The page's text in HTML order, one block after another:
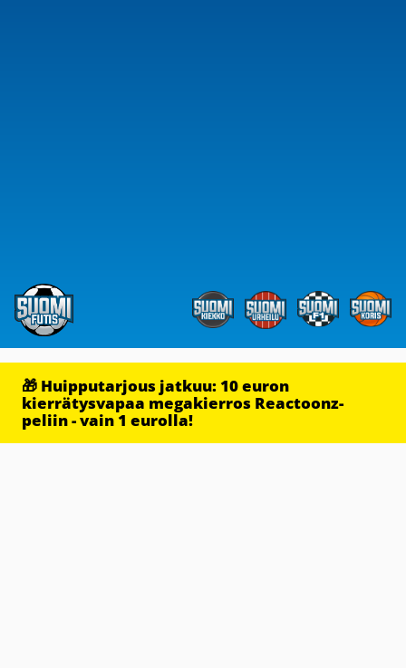
🎁 Huipputarjous jatkuu: 10 euron
kierrätysvapaa megakierros Reactoonz-
peliin - vain 1 eurolla!